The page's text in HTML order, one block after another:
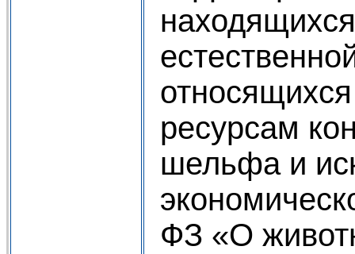
ресурсам
шельфа и
ФЗ «О